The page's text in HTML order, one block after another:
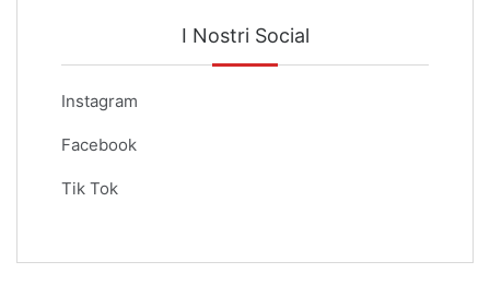
I Nostri Social
Instagram
Facebook
Tik Tok